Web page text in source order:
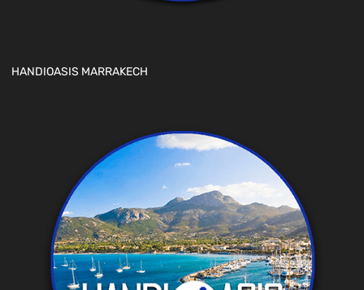
HANDIOASIS MARRAKECH